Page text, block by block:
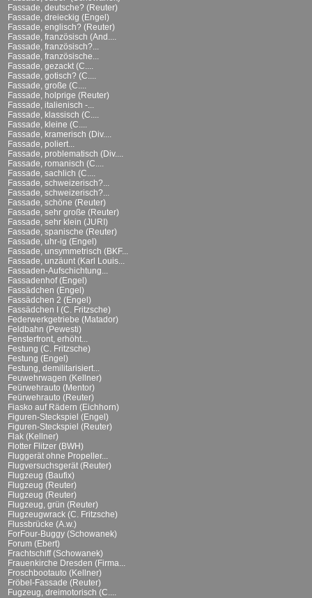
Fassade, deutsche? (Reuter)
Fassade, dreieckig (Engel)
Fassade, englisch? (Reuter)
Fassade, französisch (And....
Fassade, französisch?...
Fassade, französische...
Fassade, gezackt (C....
Fassade, gotisch? (C....
Fassade, große (C....
Fassade, holprige (Reuter)
Fassade, italienisch -...
Fassade, klassisch (C....
Fassade, kleine (C....
Fassade, kramerisch (Div....
Fassade, poliert...
Fassade, problematisch (Div....
Fassade, romanisch (C....
Fassade, sachlich (C....
Fassade, schweizerisch?...
Fassade, schweizerisch?...
Fassade, schöne (Reuter)
Fassade, sehr große (Reuter)
Fassade, sehr klein (JURI)
Fassade, spanische (Reuter)
Fassade, uhr-ig (Engel)
Fassade, unsymmetrisch (BKF...
Fassade, unzäunt (Karl Louis...
Fassaden-Aufschichtung...
Fassadenhof (Engel)
Fassädchen (Engel)
Fassädchen 2 (Engel)
Fassädchen I (C. Fritzsche)
Federwerkgetriebe (Matador)
Feldbahn (Pewesti)
Fensterfront, erhöht...
Festung (C. Fritzsche)
Festung (Engel)
Festung, demilitarisiert...
Feuwehrwagen (Kellner)
Feürwehrauto (Mentor)
Feürwehrauto (Reuter)
Fiasko auf Rädern (Eichhorn)
Figuren-Steckspiel (Engel)
Figuren-Steckspiel (Reuter)
Flak (Kellner)
Flotter Flitzer (BWH)
Fluggerät ohne Propeller...
Flugversuchsgerät (Reuter)
Flugzeug (Baufix)
Flugzeug (Reuter)
Flugzeug (Reuter)
Flugzeug, grün (Reuter)
Flugzeugwrack (C. Fritzsche)
Flussbrücke (A.w.)
ForFour-Buggy (Schowanek)
Forum (Ebert)
Frachtschiff (Schowanek)
Frauenkirche Dresden (Firma...
Froschbootauto (Kellner)
Fröbel-Fassade (Reuter)
Fugzeug, dreimotorisch (C....